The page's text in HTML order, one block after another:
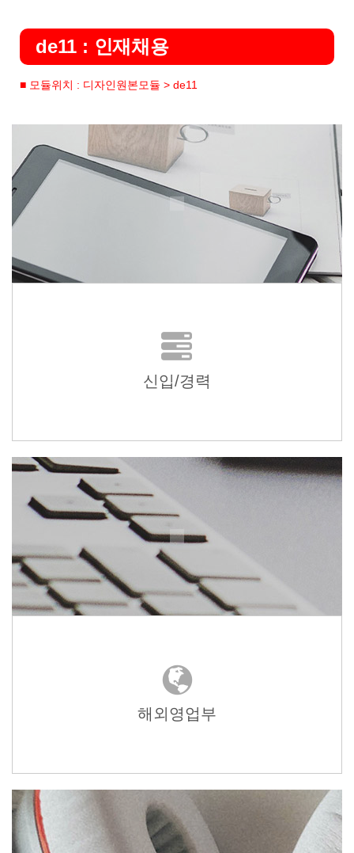
de11 : 인재채용
■ 모듈위치 : 디자인원본모듈 > de11
신입/경력
해외영업부